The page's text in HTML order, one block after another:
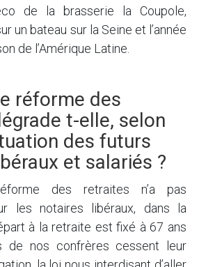
de la brasserie la Coupole,
un bateau sur la Seine et l’année
de l’Amérique Latine.
réforme des
t-elle, selon
des futurs
et salariés ?
des retraites n’a pas
les notaires libéraux, dans la
à la retraite est fixé à 67 ans
de nos confrères cessent leur